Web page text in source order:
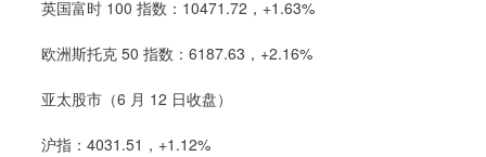
英国富时 100 指数：10471.72，+1.63%
欧洲斯托克 50 指数：6187.63，+2.16%
亚太股市（6 月 12 日收盘）
沪指：4031.51，+1.12%